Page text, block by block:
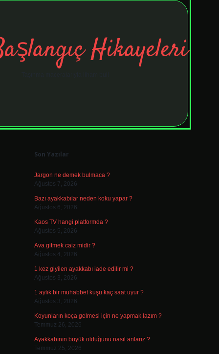
Hikayeleri
Son Yazılar
Jargon ne demek bulmaca ?
Ağustos 7, 2026
Bazı ayakkabılar neden koku yapar ?
Ağustos 6, 2026
Kaos TV hangi platformda ?
Ağustos 5, 2026
Ava gitmek caiz midir ?
Ağustos 4, 2026
1 kez giyilen ayakkabı iade edilir mi ?
Ağustos 3, 2026
1 aylık bir muhabbet kuşu kaç saat uyur ?
Ağustos 3, 2026
Koyunların koça gelmesi için ne yapmak lazım ?
Temmuz 26, 2026
Ayakkabının büyük olduğunu nasıl anlarız ?
Temmuz 25, 2026